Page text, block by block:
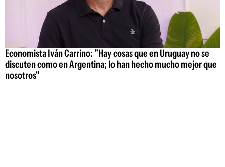
Economista Iván Carrino: "Hay cosas que en Uruguay no se
discuten como en Argentina; lo han hecho mucho mejor que
nosotros"